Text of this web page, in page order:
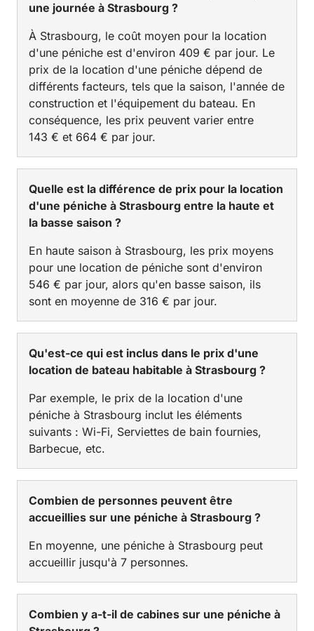
une journée à Strasbourg ?
À Strasbourg, le coût moyen pour la location
d'une péniche est d'environ 409 € par jour. Le
prix de la location d'une péniche dépend de
différents facteurs, tels que la saison, l'année de
construction et l'équipement du bateau. En
conséquence, les prix peuvent varier entre
143 € et 664 € par jour.
Quelle est la différence de prix pour la location
d'une péniche à Strasbourg entre la haute et
la basse saison ?
En haute saison à Strasbourg, les prix moyens
pour une location de péniche sont d'environ
546 € par jour, alors qu'en basse saison, ils
sont en moyenne de 316 € par jour.
Qu'est-ce qui est inclus dans le prix d'une
location de bateau habitable à Strasbourg ?
Par exemple, le prix de la location d'une
péniche à Strasbourg inclut les éléments
suivants : Wi-Fi, Serviettes de bain fournies,
Barbecue, etc.
Combien de personnes peuvent être
accueillies sur une péniche à Strasbourg ?
En moyenne, une péniche à Strasbourg peut
accueillir jusqu'à 7 personnes.
Combien y a-t-il de cabines sur une péniche à